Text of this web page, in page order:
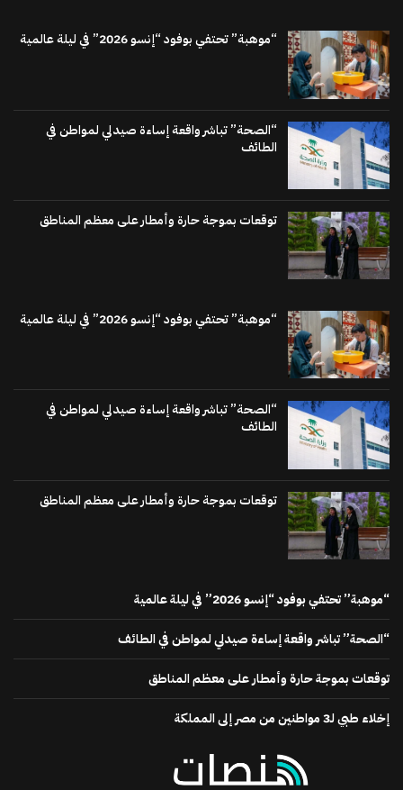
“موهبة” تحتفي بوفود “إنسو 2026” في ليلة عالمية
“الصحة” تباشر واقعة إساءة صيدلي لمواطن في
الطائف
توقعات بموجة حارة وأمطار على معظم المناطق
“موهبة” تحتفي بوفود “إنسو 2026” في ليلة عالمية
“الصحة” تباشر واقعة إساءة صيدلي لمواطن في
الطائف
توقعات بموجة حارة وأمطار على معظم المناطق
“موهبة” تحتفي بوفود “إنسو 2026” في ليلة عالمية
“الصحة” تباشر واقعة إساءة صيدلي لمواطن في الطائف
توقعات بموجة حارة وأمطار على معظم المناطق
إخلاء طبي لـ3 مواطنين من مصر إلى المملكة